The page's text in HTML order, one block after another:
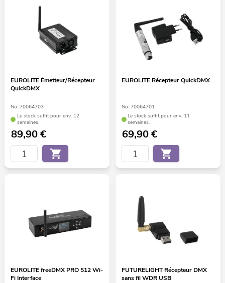
EUROLITE Émetteur/Récepteur
QuickDMX
No. 70064703
Le stock suffit pour env. 12
semaines.
89,90€
EUROLITE Récepteur QuickDMX
No. 70064701
Le stock suffit pour env. 11
semaines.
69,90€
EUROLITE freeDMX PRO 512 Wi-
Fi Interface
FUTURELIGHT Récepteur DMX
sans fil WDR USB